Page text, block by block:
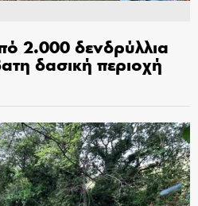
2.000 δενδρύλλια
δασική περιοχή